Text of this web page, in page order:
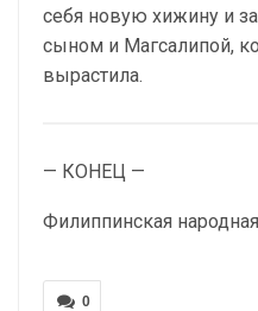
себя новую хижину и
сыном и Магсалипой,
вырастила.
— КОНЕЦ —
Филиппинская
0